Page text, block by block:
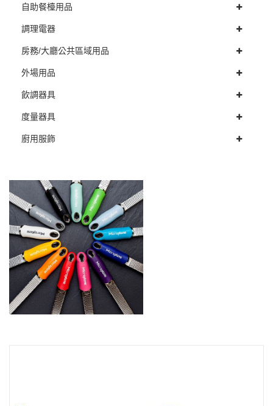
自助餐檯用品
調理電器
房務/大廳公共區域用品
外場用品
飲調器具
度量器具
廚用服飾